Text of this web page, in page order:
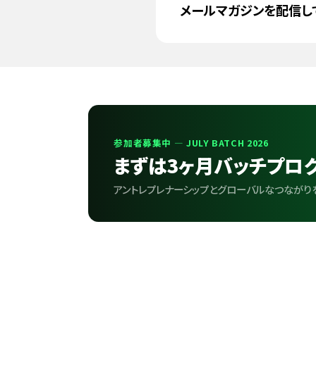
メールマガジンを配信し
参加者募集中 — JULY BATCH 2026
まずは3ヶ月バッチプロ
アントレプレナーシップとグローバルなつながり